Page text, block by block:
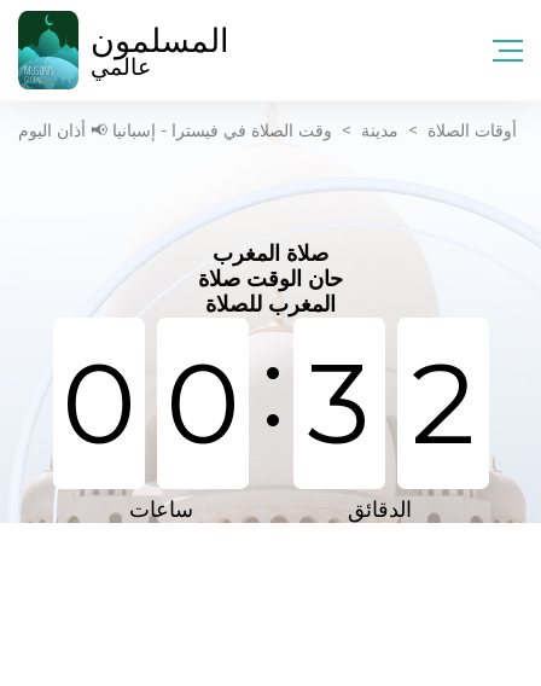
المسلمون
عالمي
أوقات الصلاة > مدينة > وقت الصلاة في فيسترا - إسبانيا 📢 أذان اليوم
صلاة المغرب
حان الوقت صلاة
المغرب للصلاة
0 0:3 2
ساعات الدقائق